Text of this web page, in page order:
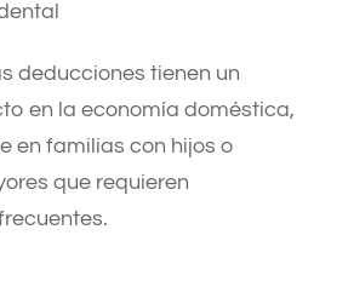
deducciones tienen un
en la economía doméstica,
en familias con hijos o
que requieren